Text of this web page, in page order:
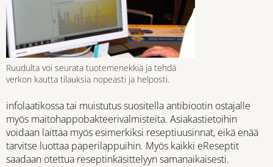
Ruudulta voi seurata tuotemenekkiä ja tehdä
verkon kautta tilauksia nopeasti ja helposti.
infolaatikossa tai muistutus suositella antibiootin ostajalle
myös maitohappobakteerivalmisteita. Asiakastietoihin
voidaan laittaa myös esimerkiksi reseptiuusinnat, eikä enää
tarvitse luottaa paperilappuihin. Myös kaikki eReseptit
saadaan otettua reseptinkäsittelyyn samanaikaisesti.